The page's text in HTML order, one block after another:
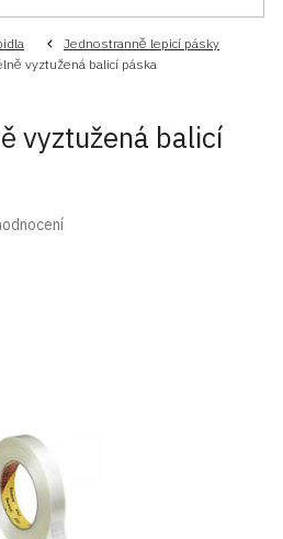
Jednostranně lepicí pásky
vyztužená balicí páska
vyztužená balicí